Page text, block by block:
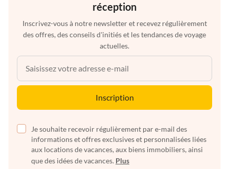
réception
Inscrivez-vous à notre newsletter et recevez régulièrement
des offres, des conseils d'initiés et les tendances de voyage
actuelles.
Inscription
Je souhaite recevoir régulièrement par e-mail des
informations et offres exclusives et personnalisées liées
aux locations de vacances, aux biens immobiliers, ainsi
que des idées de vacances. Plus